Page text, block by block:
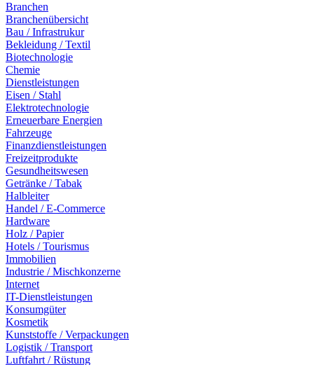
Branchen
Branchenübersicht
Bau / Infrastrukur
Bekleidung / Textil
Biotechnologie
Chemie
Dienstleistungen
Eisen / Stahl
Elektrotechnologie
Erneuerbare Energien
Fahrzeuge
Finanzdienstleistungen
Freizeitprodukte
Gesundheitswesen
Getränke / Tabak
Halbleiter
Handel / E-Commerce
Hardware
Holz / Papier
Hotels / Tourismus
Immobilien
Industrie / Mischkonzerne
Internet
IT-Dienstleistungen
Konsumgüter
Kosmetik
Kunststoffe / Verpackungen
Logistik / Transport
Luftfahrt / Rüstung